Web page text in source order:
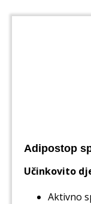
Adipostop
Učinkovito
Aktivno